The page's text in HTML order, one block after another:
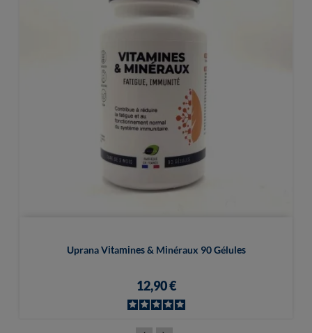
Uprana Vitamines & Minéraux 90 Gélules
12,90 €